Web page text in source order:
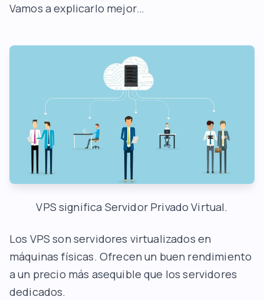
Vamos a explicarlo mejor…
VPS significa Servidor Privado Virtual.
Los VPS son servidores virtualizados en
máquinas físicas. Ofrecen un buen rendimiento
a un precio más asequible que los servidores
dedicados.